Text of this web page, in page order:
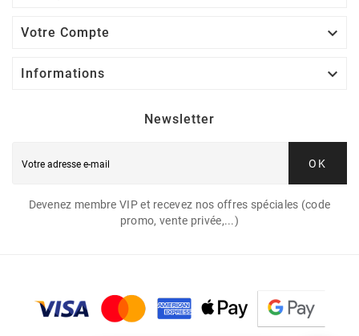
Votre Compte 
Informations 
Newsletter
OK
Devenez membre VIP et recevez nos offres spéciales (code
promo, vente privée,...)